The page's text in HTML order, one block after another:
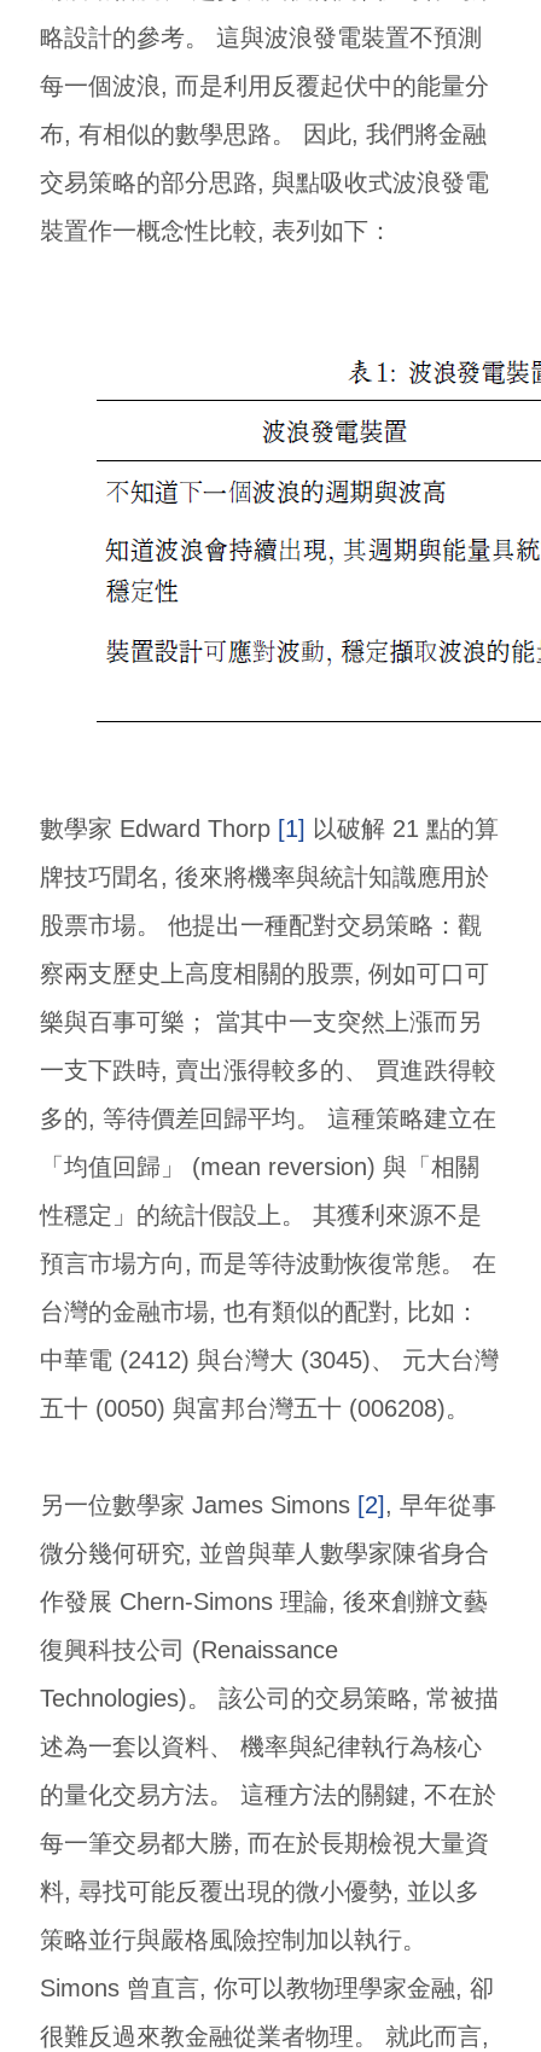
略設計的參考。 這與波浪發電裝置不預測
每一個波浪, 而是利用反覆起伏中的能量分
布, 有相似的數學思路。 因此, 我們將金融
交易策略的部分思路, 與點吸收式波浪發電
裝置作一概念性比較, 表列如下：
數學家 Edward Thorp [1] 以破解 21 點的算
牌技巧聞名, 後來將機率與統計知識應用於
股票市場。 他提出一種配對交易策略：觀
察兩支歷史上高度相關的股票, 例如可口可
樂與百事可樂； 當其中一支突然上漲而另
一支下跌時, 賣出漲得較多的、 買進跌得較
多的, 等待價差回歸平均。 這種策略建立在
「均值回歸」 (mean reversion) 與「相關
性穩定」的統計假設上。 其獲利來源不是
預言市場方向, 而是等待波動恢復常態。 在
台灣的金融市場, 也有類似的配對, 比如：
中華電 (2412) 與台灣大 (3045)、 元大台灣
五十 (0050) 與富邦台灣五十 (006208)。
另一位數學家 James Simons [2], 早年從事
微分幾何研究, 並曾與華人數學家陳省身合
作發展 Chern-Simons 理論, 後來創辦文藝
復興科技公司 (Renaissance
Technologies)。 該公司的交易策略, 常被描
述為一套以資料、 機率與紀律執行為核心
的量化交易方法。 這種方法的關鍵, 不在於
每一筆交易都大勝, 而在於長期檢視大量資
料, 尋找可能反覆出現的微小優勢, 並以多
策略並行與嚴格風險控制加以執行。
Simons 曾直言, 你可以教物理學家金融, 卻
很難反過來教金融從業者物理。 就此而言,